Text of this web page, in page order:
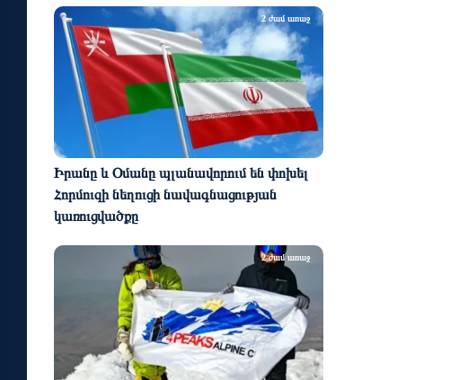
Իրանը և Օմանը պլանավորում են փոխել
Հորմուզի նեղուցի նավագնացության
կառուցվածքը
2 ժամ առաջ
2 ժամ առաջ